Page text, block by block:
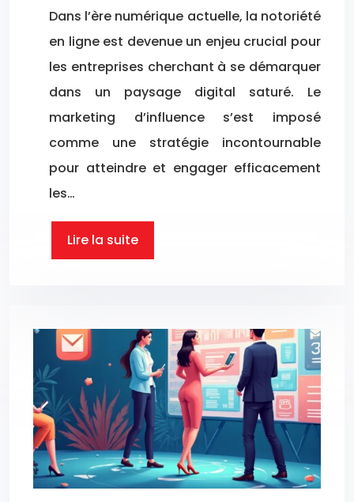
Dans l’ère numérique actuelle, la notoriété
en ligne est devenue un enjeu crucial pour
les entreprises cherchant à se démarquer
dans un paysage digital saturé. Le
marketing d’influence s’est imposé
comme une stratégie incontournable
pour atteindre et engager efficacement
les…
Lire la suite